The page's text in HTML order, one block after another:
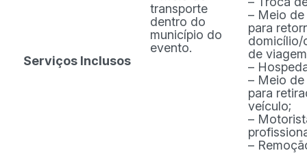
Serviços Inclusos
transporte
dentro do
município do
evento.
– Meio
para
domicílio/
de
–
– Meio
para
veículo;
–
–